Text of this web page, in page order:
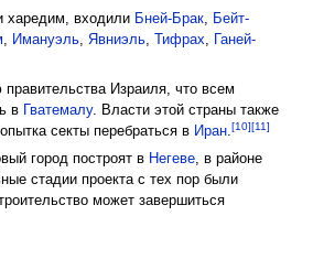
харедим, входили Бней-Брак, Бейт-
, Имануэль,Явниэль, Тифрах,
Ганей-
Израиля, что всем
в Гватемалу. Власти этой страны также
секты перебраться в Иран .[10][11]
город построят в Негеве, в районе
стадии проекта с тех пор были
может завершиться